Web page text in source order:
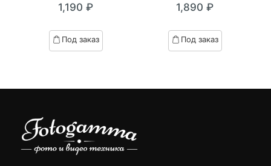
out
based
on
1,190 ₽
Под заказ
out
based
on
1,890 ₽
Под заказ